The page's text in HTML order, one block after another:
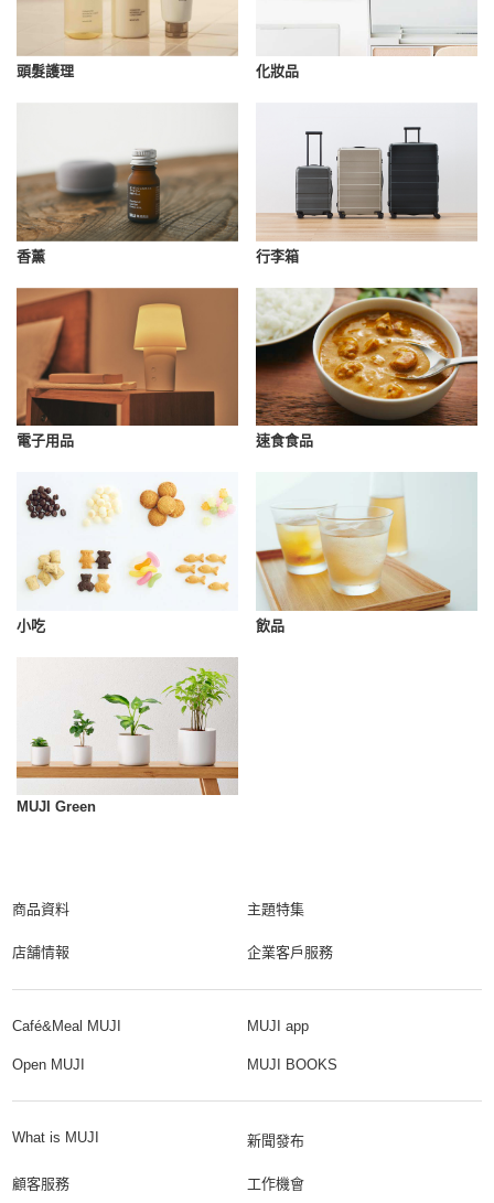
頭髮護理 化妝品
香薰 行李箱
電子用品 速食食品
小吃 飲品
MUJI Green
商品資料 主題特集
店舗情報 企業客戶服務
Café&Meal MUJI MUJI app
Open MUJI MUJI BOOKS
What is MUJI 新聞發布
顧客服務 工作機會